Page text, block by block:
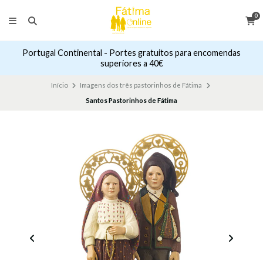
0
Portugal Continental - Portes gratuitos para encomendas
superiores a 40€
Início
Imagens dos três pastorinhos de Fátima
Santos Pastorinhos de Fátima